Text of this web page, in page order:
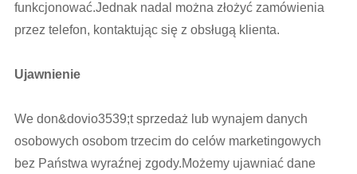
funkcjonować.Jednak nadal można złożyć zamówienia
przez telefon, kontaktując się z obsługą klienta.
Ujawnienie
We don&dovio3539;t sprzedaż lub wynajem danych
osobowych osobom trzecim do celów marketingowych
bez Państwa wyraźnej zgody.Możemy ujawniać dane